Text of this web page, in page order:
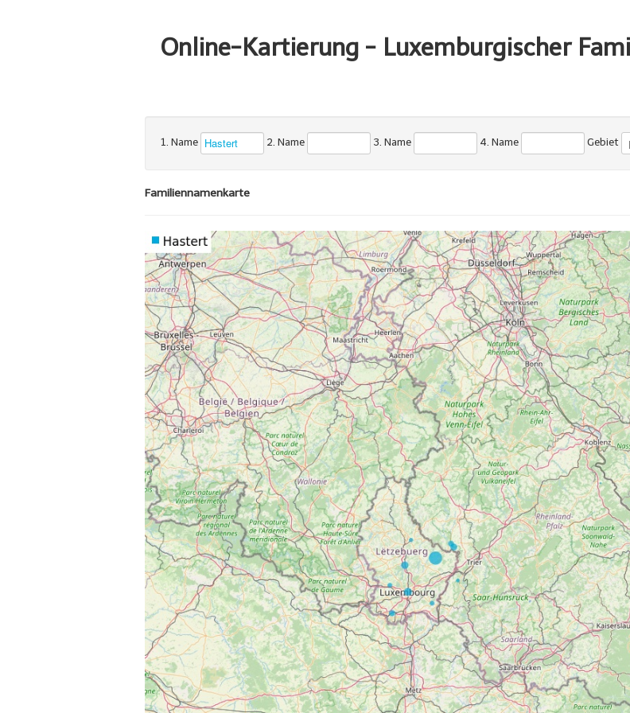
Online-Kartierung - Luxemburgischer
1. Name 2. Name 3. Name 4. Name Gebiet
Familiennamenkarte